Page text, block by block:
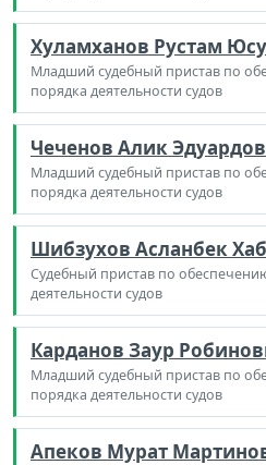
Хуламханов Рустам
Младший судебный пристав по
порядка деятельности судов
Чеченов Алик
Младший судебный пристав по
порядка деятельности судов
Шибзухов Асланбек
Судебный пристав по
деятельности судов
Карданов Заур
Младший судебный пристав по
порядка деятельности судов
Апеков Мурат